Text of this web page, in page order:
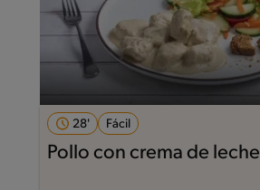
28' Fácil
Pollo con crema de leche